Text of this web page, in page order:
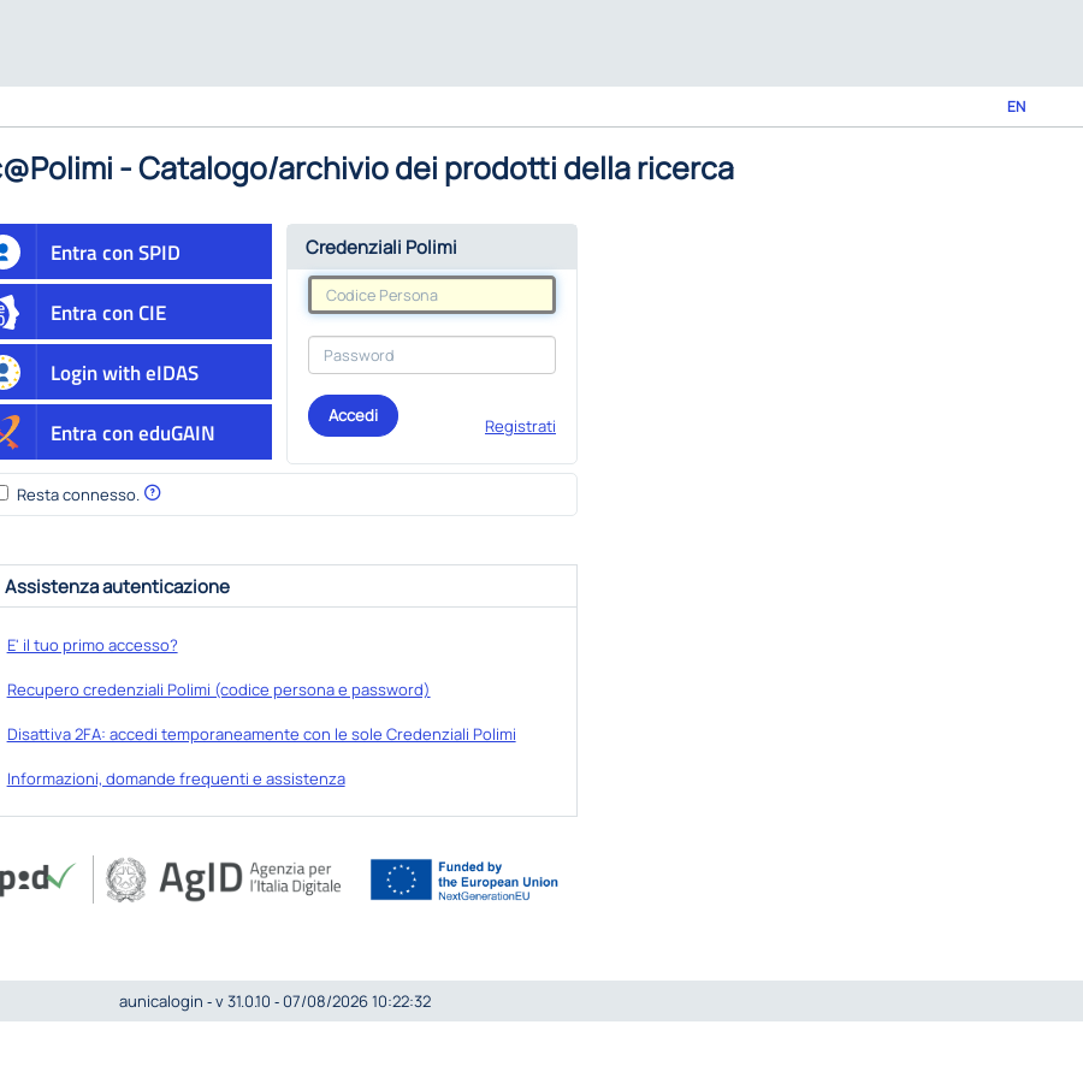
EN
- Catalogo/archivio dei prodotti della ricerca
Entra con SPID
Entra con CIE
Login with eIDAS
Entra con eduGAIN
Credenziali Polimi
Accedi
Registrati
Resta connesso.
Assistenza autenticazione
E' il tuo primo accesso?
Recupero credenziali Polimi (codice persona e password)
Disattiva 2FA: accedi temporaneamente con le sole Credenziali Polimi
Informazioni, domande frequenti e assistenza
aunicalogin ‐ v 31.0.10 ‐ 07/08/2026 10:22:32